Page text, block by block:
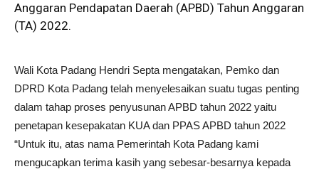
Anggaran Pendapatan Daerah (APBD) Tahun Anggaran
(TA) 2022.
Wali Kota Padang Hendri Septa mengatakan, Pemko dan
DPRD Kota Padang telah menyelesaikan suatu tugas penting
dalam tahap proses penyusunan APBD tahun 2022 yaitu
penetapan kesepakatan KUA dan PPAS APBD tahun 2022
“Untuk itu, atas nama Pemerintah Kota Padang kami
mengucapkan terima kasih yang sebesar-besarnya kepada